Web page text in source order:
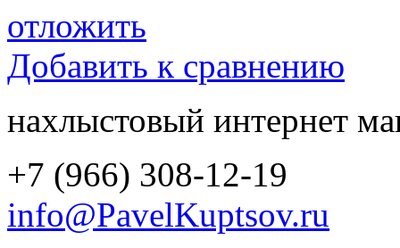
отложить
Добавить к сравнению
нахлыстовый интернет
+7 (966) 308-12-19
info@PavelKuptsov.ru